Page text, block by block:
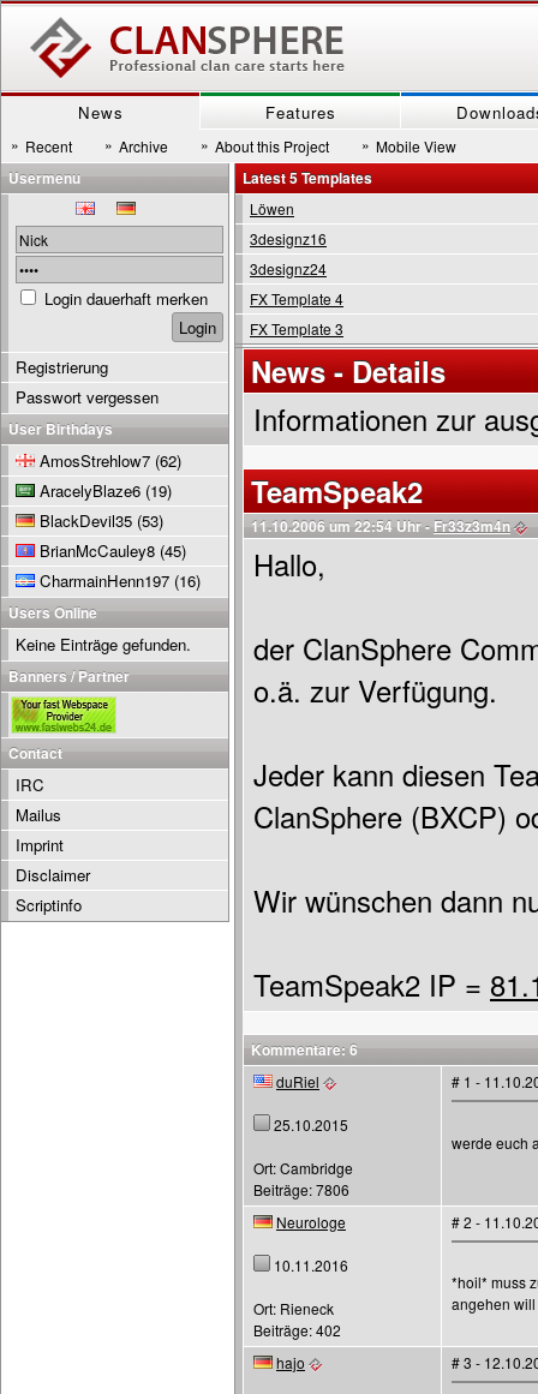
News Features
» Recent » Archive » About this Project » Mobile View
Latest 5 Templates
Löwen
3designz16
3designz24
FX Template 4
FX Template 3
News - Details
Informationen zur
TeamSpeak2
11.10.2006 um 22:54 Uhr - Fr33z3m4n
Hallo,
der ClanSphere
o.ä. zur Verfügung.
Jeder kann diesen
ClanSphere (BXCP)
Wir wünschen dann
TeamSpeak2 IP =
Kommentare: 6
duRiel
25.10.2015
Ort: Cambridge
Beiträge: 7806
# 1 -
werde euch
Neurologe
10.11.2016
Ort: Rieneck
Beiträge: 402
# 2 -
*hoil* muss
angehen
hajo # 3 -
Usermenu
Login dauerhaft merken
Registrierung
Passwort vergessen
User Birthdays
AmosStrehlow7 (62)
AracelyBlaze6 (19)
BlackDevil35 (53)
BrianMcCauley8 (45)
CharmainHenn197 (16)
Users Online
Keine Einträge gefunden.
Banners / Partner
Contact
IRC
Mailus
Imprint
Disclaimer
Scriptinfo